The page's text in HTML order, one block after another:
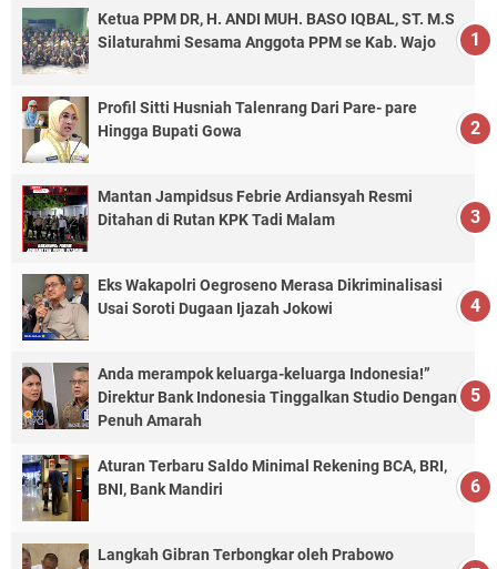
Ketua PPM DR, H. ANDI MUH. BASO IQBAL, ST. M.S
Silaturahmi Sesama Anggota PPM se Kab. Wajo
Profil Sitti Husniah Talenrang Dari Pare- pare
Hingga Bupati Gowa
Mantan Jampidsus Febrie Ardiansyah Resmi
Ditahan di Rutan KPK Tadi Malam
Eks Wakapolri Oegroseno Merasa Dikriminalisasi
Usai Soroti Dugaan Ijazah Jokowi
Anda merampok keluarga-keluarga Indonesia!”
Direktur Bank Indonesia Tinggalkan Studio Dengan
Penuh Amarah
Aturan Terbaru Saldo Minimal Rekening BCA, BRI,
BNI, Bank Mandiri
Langkah Gibran Terbongkar oleh Prabowo